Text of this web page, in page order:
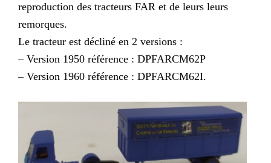
reproduction des tracteurs FAR et de leurs leurs
remorques.
Le tracteur est décliné en 2 versions :
– Version 1950 référence : DPFARCM62P
– Version 1960 référence : DPFARCM62I.